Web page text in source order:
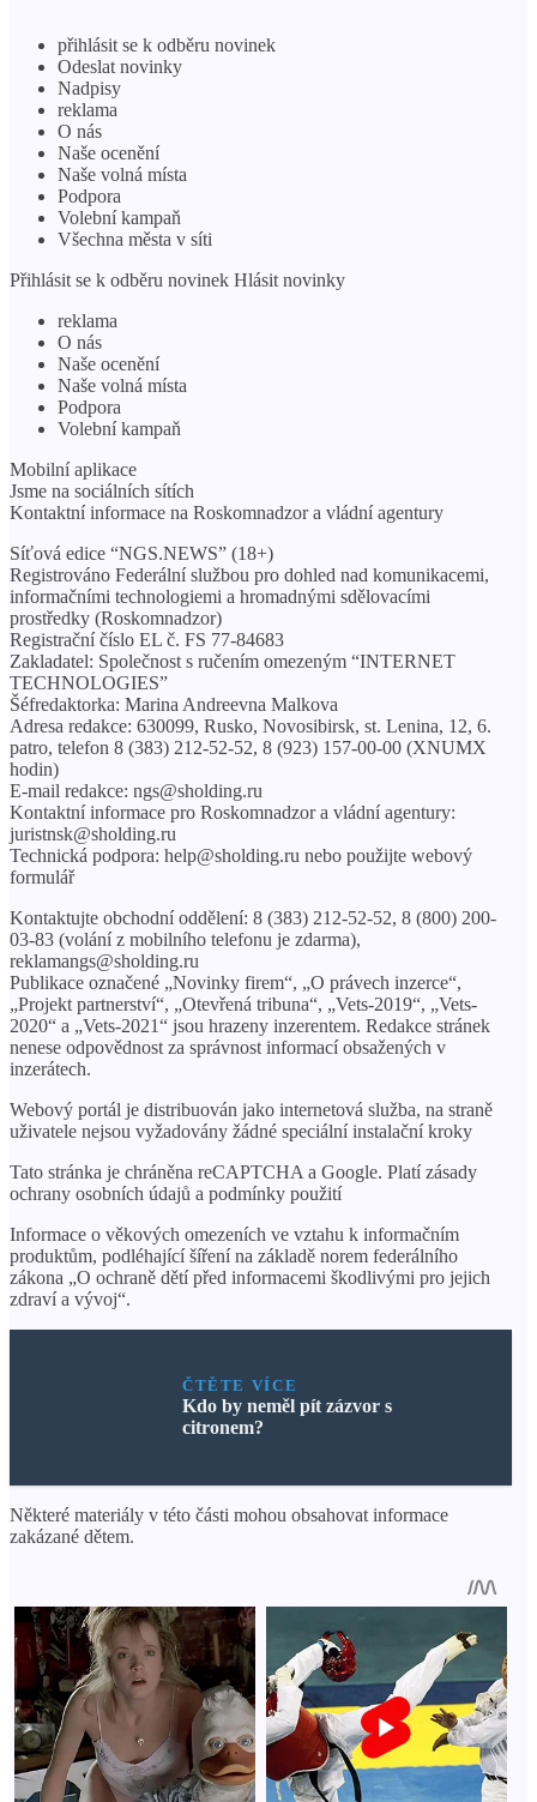
přihlásit se k odběru novinek
Odeslat novinky
Nadpisy
reklama
O nás
Naše ocenění
Naše volná místa
Podpora
Volební kampaň
Všechna města v síti
Přihlásit se k odběru novinek Hlásit novinky
reklama
O nás
Naše ocenění
Naše volná místa
Podpora
Volební kampaň
Mobilní aplikace
Jsme na sociálních sítích
Kontaktní informace na Roskomnadzor a vládní agentury
Síťová edice “NGS.NEWS” (18+)
Registrováno Federální službou pro dohled nad komunikacemi,
informačními technologiemi a hromadnými sdělovacími
prostředky (Roskomnadzor)
Registrační číslo EL č. FS 77-84683
Zakladatel: Společnost s ručením omezeným “INTERNET
TECHNOLOGIES”
Šéfredaktorka: Marina Andreevna Malkova
Adresa redakce: 630099, Rusko, Novosibirsk, st. Lenina, 12, 6.
patro, telefon 8 (383) 212-52-52, 8 (923) 157-00-00 (XNUMX
hodin)
E-mail redakce: ngs@sholding.ru
Kontaktní informace pro Roskomnadzor a vládní agentury:
juristnsk@sholding.ru
Technická podpora: help@sholding.ru nebo použijte webový
formulář
Kontaktujte obchodní oddělení: 8 (383) 212-52-52, 8 (800) 200-
03-83 (volání z mobilního telefonu je zdarma),
reklamangs@sholding.ru
Publikace označené „Novinky firem“, „O právech inzerce“,
„Projekt partnerství“, „Otevřená tribuna“, „Vets-2019“, „Vets-
2020“ a „Vets-2021“ jsou hrazeny inzerentem. Redakce stránek
nenese odpovědnost za správnost informací obsažených v
inzerátech.
Webový portál je distribuován jako internetová služba, na straně
uživatele nejsou vyžadovány žádné speciální instalační kroky
Tato stránka je chráněna reCAPTCHA a Google. Platí zásady
ochrany osobních údajů a podmínky použití
Informace o věkových omezeních ve vztahu k informačním
produktům, podléhající šíření na základě norem federálního
zákona „O ochraně dětí před informacemi škodlivými pro jejich
zdraví a vývoj“.
ČTĚTE VÍCE
Kdo by neměl pít zázvor s
citronem?
Některé materiály v této části mohou obsahovat informace
zakázané dětem.